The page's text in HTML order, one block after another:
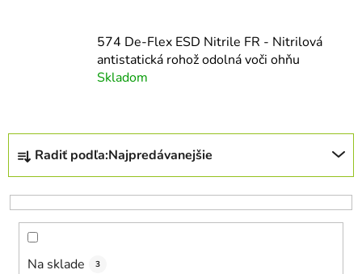
574 De-Flex ESD Nitrile FR - Nitrilová
antistatická rohož odolná voči ohňu
Skladom
R
d
e
Radiť podľa:Najpredávanejšie
Na sklade 3